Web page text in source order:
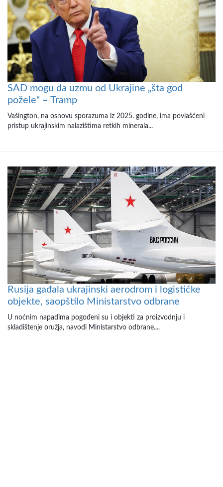
SAD mogu da uzmu od Ukrajine „šta god
požele“ – Tramp
Vašington, na osnovu sporazuma iz 2025. godine, ima povlašćeni
pristup ukrajinskim nalazištima retkih minerala...
Rusija gađala ukrajinski aerodrom i logističke
objekte, saopštilo Ministarstvo odbrane
U noćnim napadima pogođeni su i objekti za proizvodnju i
skladištenje oružja, navodi Ministarstvo odbrane....